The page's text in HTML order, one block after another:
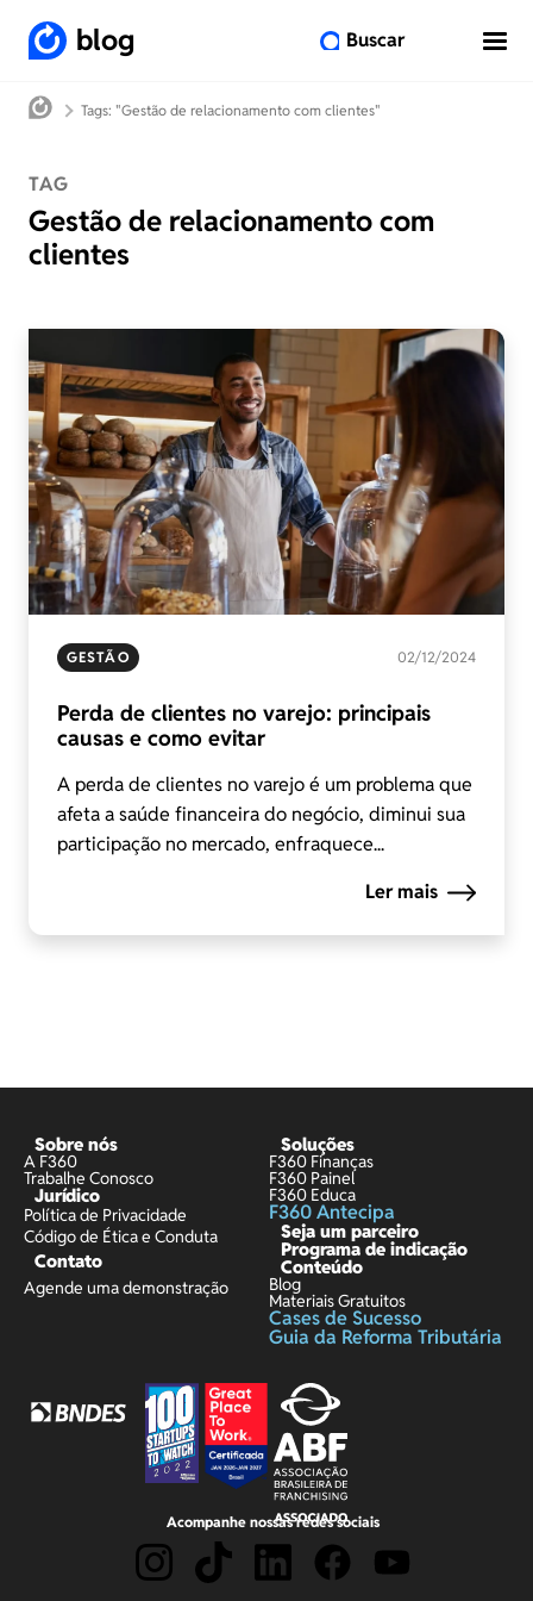
blog Buscar
Tags: "Gestão de relacionamento com clientes"
TAG
Gestão de relacionamento com
clientes
GESTÃO 02/12/2024
Perda de clientes no varejo: principais
causas e como evitar
A perda de clientes no varejo é um problema que
afeta a saúde financeira do negócio, diminui sua
participação no mercado, enfraquece...
Ler mais
Sobre nós
A F360
Trabalhe Conosco
Jurídico
Política de Privacidade
Código de Ética e Conduta
Contato
Agende uma demonstração
Soluções
F360 Finanças
F360 Painel
F360 Educa
F360 Antecipa
Seja um parceiro
Programa de indicação
Conteúdo
Blog
Materiais Gratuitos
Cases de Sucesso
Guia da Reforma Tributária
Acompanhe nossas redes sociais